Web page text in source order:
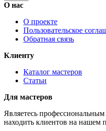
О нас
О проекте
Пользовательское
Обратная связь
Клиенту
Каталог мастеров
Статьи
Для мастеров
Являетесь
находить клиентов на нашем